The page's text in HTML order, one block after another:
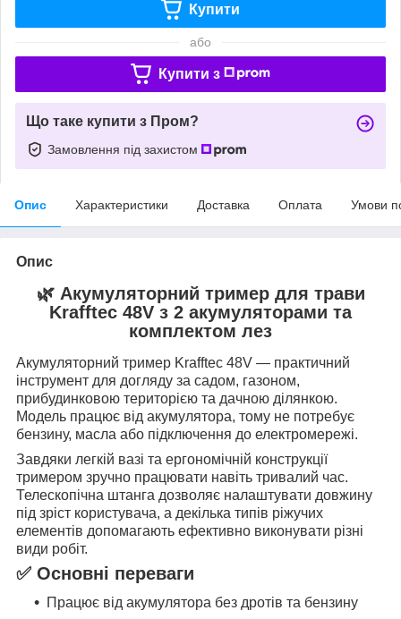
Купити
або
Купити з
Що таке купити з Пром?
Замовлення під захистом
Опис Характеристики Доставка Оплата Умови
Опис
🌿 Акумуляторний тример для трави
Krafftec 48V з 2 акумуляторами та
комплектом лез
Акумуляторний тример Krafftec 48V — практичний
інструмент для догляду за садом, газоном,
прибудинковою територією та дачною ділянкою.
Модель працює від акумулятора, тому не потребує
бензину, масла або підключення до електромережі.
Завдяки легкій вазі та ергономічній конструкції
тримером зручно працювати навіть тривалий час.
Телескопічна штанга дозволяє налаштувати довжину
під зріст користувача, а декілька типів ріжучих
елементів допомагають ефективно виконувати різні
види робіт.
✅ Основні переваги
Працює від акумулятора без дротів та бензину